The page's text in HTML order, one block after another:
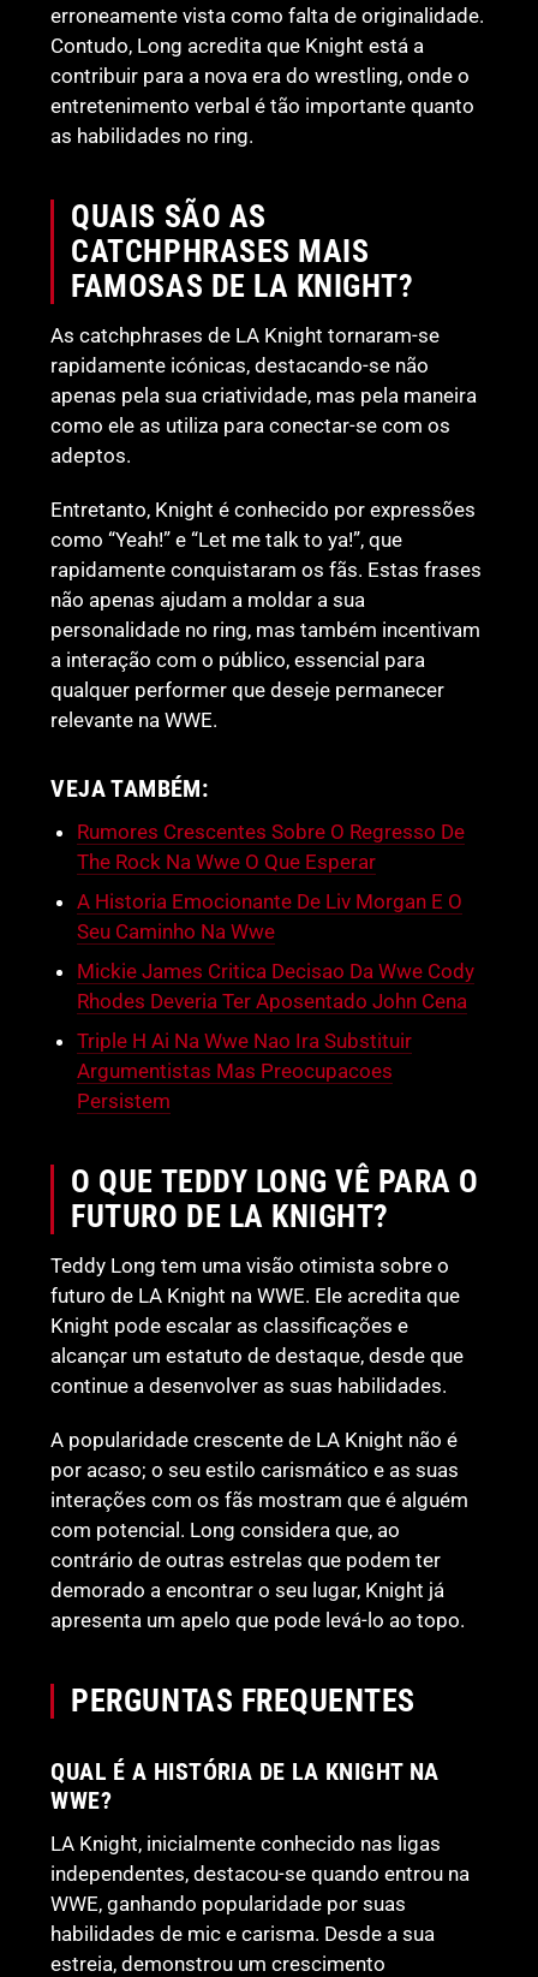
erroneamente vista como falta de originalidade.
Contudo, Long acredita que Knight está a
contribuir para a nova era do wrestling, onde o
entretenimento verbal é tão importante quanto
as habilidades no ring.
QUAIS SÃO AS
CATCHPHRASES MAIS
FAMOSAS DE LA KNIGHT?
As catchphrases de LA Knight tornaram-se
rapidamente icónicas, destacando-se não
apenas pela sua criatividade, mas pela maneira
como ele as utiliza para conectar-se com os
adeptos.
Entretanto, Knight é conhecido por expressões
como “Yeah!” e “Let me talk to ya!”, que
rapidamente conquistaram os fãs. Estas frases
não apenas ajudam a moldar a sua
personalidade no ring, mas também incentivam
a interação com o público, essencial para
qualquer performer que deseje permanecer
relevante na WWE.
VEJA TAMBÉM:
Rumores Crescentes Sobre O Regresso De
The Rock Na Wwe O Que Esperar
A Historia Emocionante De Liv Morgan E O
Seu Caminho Na Wwe
Mickie James Critica Decisao Da Wwe Cody
Rhodes Deveria Ter Aposentado John Cena
Triple H Ai Na Wwe Nao Ira Substituir
Argumentistas Mas Preocupacoes
Persistem
O QUE TEDDY LONG VÊ PARA O
FUTURO DE LA KNIGHT?
Teddy Long tem uma visão otimista sobre o
futuro de LA Knight na WWE. Ele acredita que
Knight pode escalar as classificações e
alcançar um estatuto de destaque, desde que
continue a desenvolver as suas habilidades.
A popularidade crescente de LA Knight não é
por acaso; o seu estilo carismático e as suas
interações com os fãs mostram que é alguém
com potencial. Long considera que, ao
contrário de outras estrelas que podem ter
demorado a encontrar o seu lugar, Knight já
apresenta um apelo que pode levá-lo ao topo.
PERGUNTAS FREQUENTES
QUAL É A HISTÓRIA DE LA KNIGHT NA
WWE?
LA Knight, inicialmente conhecido nas ligas
independentes, destacou-se quando entrou na
WWE, ganhando popularidade por suas
habilidades de mic e carisma. Desde a sua
estreia, demonstrou um crescimento